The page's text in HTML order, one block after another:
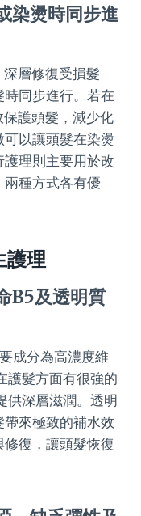
染燙時同步進
層修復受損髮
同步進行。若在
護頭髮，減少化
以讓頭髮在染燙
理則主要用於改
種方式各有優
理
B5及透明質
成分為高濃度維
護髮方面有很強的
供深層滋潤。透明
來極致的補水效
復，讓頭髮恢復